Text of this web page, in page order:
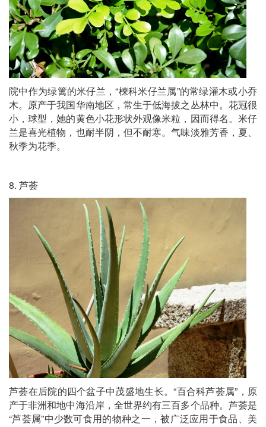
院中作为绿篱的米仔兰，“楝科米仔兰属”的常绿灌木或小乔
木。原产于我国华南地区，常生于低海拔之丛林中。花冠很
小，球型，她的黄色小花形状外观像米粒，因而得名。米仔
兰是喜光植物，也耐半阴，但不耐寒。气味淡雅芳香，夏、
秋季为花季。
8. 芦荟
芦荟在后院的四个盆子中茂盛地生长。“百合科芦荟属”，原
产于非洲和地中海沿岸，全世界约有三百多个品种。芦荟是
“芦荟属”中少数可食用的物种之一，被广泛应用于食品、美